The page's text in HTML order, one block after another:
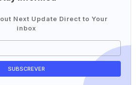
Next Update Direct to Your
inbox